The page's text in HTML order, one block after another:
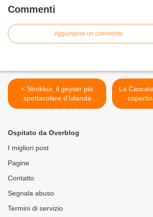
Commenti
Aggiungere un commento
< Strokkur, il geyser più
spettacolare d’Islanda
(Islanda)
La
Ospitato da Overblog
I migliori post
Pagine
Contatto
Segnala abuso
Termini di servizio